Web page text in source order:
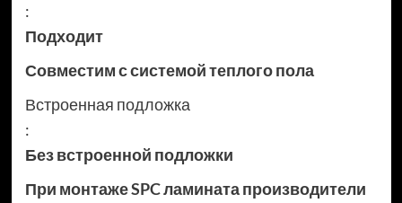
:
Подходит
Совместим с системой теплого пола
Встроенная подложка
:
Без встроенной подложки
При монтаже SPC ламината производители